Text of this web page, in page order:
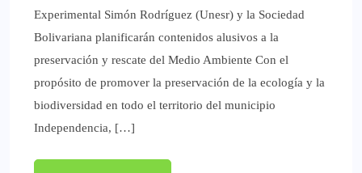
Experimental Simón Rodríguez (Unesr) y la Sociedad
Bolivariana planificarán contenidos alusivos a la
preservación y rescate del Medio Ambiente Con el
propósito de promover la preservación de la ecología y la
biodiversidad en todo el territorio del municipio
Independencia, […]